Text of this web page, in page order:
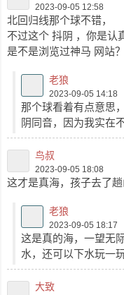
2023-09-05 12:58
北回归线那个球不错，
不过这个 抖阴 ，你是认
是不是浏览过神马 网站？
老狼
2023-09-05 14:18
那个球看着有点意思
阴同音，因为我实在
鸟叔
2023-09-05 18:08
这才是真海，孩子去了
老狼
2023-09-05 18:17
这是真的海，一望无
水，还可以下水玩一
大致